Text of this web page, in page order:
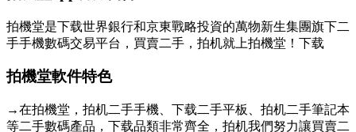
拍機堂是下载世界銀行和京東戰略投資的萬物新生集團旗下二
手手機數碼交易平台，買賣二手，拍机就上拍機堂！下载
拍機堂軟件特色
→在拍機堂，拍机二手手機、下载二手平板、拍机二手筆記本
等二手數碼產品，下载品類非常齊全，拍机我們努力讓買賣二